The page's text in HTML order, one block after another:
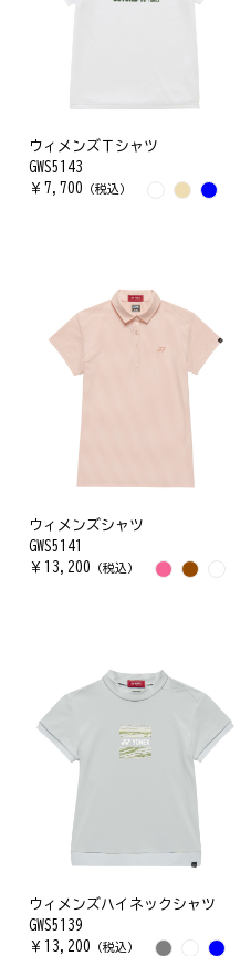
ウィメンズＴシャツ
GWS5143
￥ 7,700 （税込）
ウィメンズシャツ
GWS5141
￥ 13,200 （税込）
ウィメンズハイネックシャツ
GWS5139
￥ 13,200 （税込）